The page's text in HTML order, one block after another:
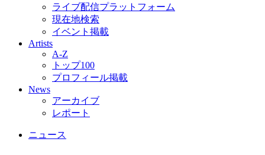
ライブ配信プラットフォーム
現在地検索
イベント掲載
Artists
A-Z
トップ100
プロフィール掲載
News
アーカイブ
レポート
ニュース